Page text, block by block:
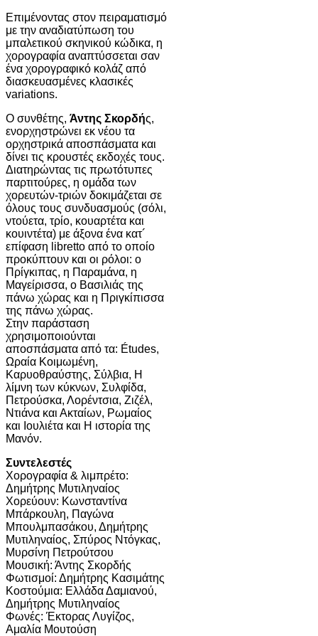
Επιμένοντας στον πειραματισμό
με την αναδιατύπωση του
μπαλετικού σκηνικού κώδικα, η
χορογραφία αναπτύσσεται σαν
ένα χορογραφικό κολάζ από
διασκευασμένες κλασικές
variations.
Ο συνθέτης, Άντης Σκορδής,
ενορχηστρώνει εκ νέου τα
ορχηστρικά αποσπάσματα και
δίνει τις κρουστές εκδοχές τους.
Διατηρώντας τις πρωτότυπες
παρτιτούρες, η ομάδα των
χορευτών-τριών δοκιμάζεται σε
όλους τους συνδυασμούς (σόλι,
ντούετα, τρίο, κουαρτέτα και
κουιντέτα) με άξονα ένα κατ´
επίφαση libretto από το οποίο
προκύπτουν και οι ρόλοι: ο
Πρίγκιπας, η Παραμάνα, η
Μαγείρισσα, ο Βασιλιάς της
πάνω χώρας και η Πριγκίπισσα
της πάνω χώρας.
Στην παράσταση
χρησιμοποιούνται
αποσπάσματα από τα: Études,
Ωραία Κοιμωμένη,
Καρυοθραύστης, Σύλβια, Η
λίμνη των κύκνων, Συλφίδα,
Πετρούσκα, Λορέντσια, Ζιζέλ,
Ντιάνα και Ακταίων, Ρωμαίος
και Ιουλιέτα και Η ιστορία της
Μανόν.
Συντελεστές
Χορογραφία & λιμπρέτο:
Δημήτρης Μυτιληναίος
Χορεύουν: Κωνσταντίνα
Μπάρκουλη, Παγώνα
Μπουλμπασάκου, Δημήτρης
Μυτιληναίος, Σπύρος Ντόγκας,
Μυρσίνη Πετρούτσου
Μουσική: Άντης Σκορδής
Φωτισμοί: Δημήτρης Κασιμάτης
Κοστούμια: Ελλάδα Δαμιανού,
Δημήτρης Μυτιληναίος
Φωνές: Έκτορας Λυγίζος,
Αμαλία Μουτούση